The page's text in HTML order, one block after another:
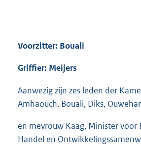
Voorzitter: Bouali
Griffier: Meijers
Aanwezig zijn zes leden der
Amhaouch, Bouali, Diks,
en mevrouw Kaag, Minister voor
Handel en